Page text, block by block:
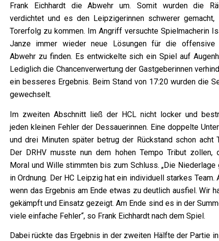
Frank Eichhardt die Abwehr um. Somit wurden die
verdichtet und es den Leipzigerinnen schwerer gemacht,
Torerfolg zu kommen. Im Angriff versuchte Spielmacherin
Janze immer wieder neue Lösungen für die offensive
Abwehr zu finden. Es entwickelte sich ein Spiel auf
Lediglich die Chancenverwertung der Gastgeberinnen
ein besseres Ergebnis. Beim Stand von 17:20 wurden die
gewechselt.
Im zweiten Abschnitt ließ der HCL nicht locker und
jeden kleinen Fehler der Dessauerinnen. Eine doppelte
und drei Minuten später betrug der Rückstand schon acht
Der DRHV musste nun dem hohen Tempo Tribut zollen,
Moral und Wille stimmten bis zum Schluss. „Die Niederlage
in Ordnung. Der HC Leipzig hat ein individuell starkes Team.
wenn das Ergebnis am Ende etwas zu deutlich ausfiel. Wir
gekämpft und Einsatz gezeigt. Am Ende sind es in der
viele einfache Fehler“, so Frank Eichhardt nach dem Spiel.
Dabei rückte das Ergebnis in der zweiten Hälfte der Partie